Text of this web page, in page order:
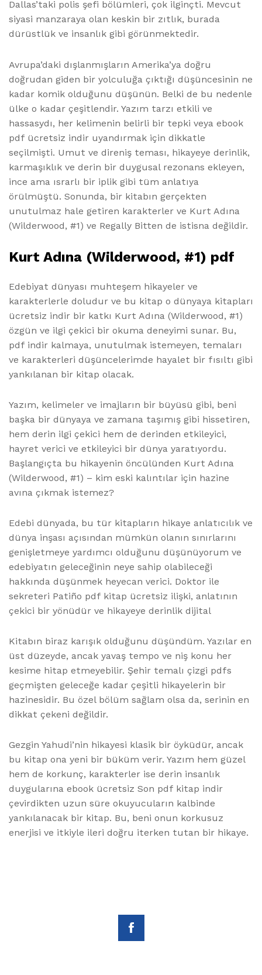
Dallas’taki polis şefi bölümleri, çok ilginçti. Mevcut
siyasi manzaraya olan keskin bir zıtlık, burada
dürüstlük ve insanlık gibi görünmektedir.
Avrupa’daki dışlanmışların Amerika’ya doğru
doğrudan giden bir yolculuğa çıktığı düşüncesinin ne
kadar komik olduğunu düşünün. Belki de bu nedenle
ülke o kadar çeşitlendir. Yazım tarzı etkili ve
hassasydı, her kelimenin belirli bir tepki veya ebook
pdf ücretsiz indir uyandırmak için dikkatle
seçilmişti. Umut ve direniş teması, hikayeye derinlik,
karmaşıklık ve derin bir duygusal rezonans ekleyen,
ince ama ısrarlı bir iplik gibi tüm anlatıya
örülmüştü. Sonunda, bir kitabın gerçekten
unutulmaz hale getiren karakterler ve Kurt Adına
(Wilderwood, #1) ve Regally Bitten de istisna değildir.
Kurt Adına (Wilderwood, #1) pdf
Edebiyat dünyası muhteşem hikayeler ve
karakterlerle doludur ve bu kitap o dünyaya kitapları
ücretsiz indir bir katkı Kurt Adına (Wilderwood, #1)
özgün ve ilgi çekici bir okuma deneyimi sunar. Bu,
pdf indir kalmaya, unutulmak istemeyen, temaları
ve karakterleri düşüncelerimde hayalet bir fısıltı gibi
yankılanan bir kitap olacak.
Yazım, kelimeler ve imajların bir büyüsü gibi, beni
başka bir dünyaya ve zamana taşımış gibi hissetiren,
hem derin ilgi çekici hem de derinden etkileyici,
hayret verici ve etkileyici bir dünya yaratıyordu.
Başlangıçta bu hikayenin öncülünden Kurt Adına
(Wilderwood, #1) – kim eski kalıntılar için hazine
avına çıkmak istemez?
Edebi dünyada, bu tür kitapların hikaye anlatıcılık ve
dünya inşası açısından mümkün olanın sınırlarını
genişletmeye yardımcı olduğunu düşünüyorum ve
edebiyatın geleceğinin neye sahip olabileceği
hakkında düşünmek heyecan verici. Doktor ile
sekreteri Patiño pdf kitap ücretsiz ilişki, anlatının
çekici bir yönüdür ve hikayeye derinlik dijital
Kitabın biraz karışık olduğunu düşündüm. Yazılar en
üst düzeyde, ancak yavaş tempo ve niş konu her
kesime hitap etmeyebilir. Şehir temalı çizgi pdfs
geçmişten geleceğe kadar çeşitli hikayelerin bir
hazinesidir. Bu özel bölüm sağlam olsa da, serinin en
dikkat çekeni değildir.
Gezgin Yahudi’nin hikayesi klasik bir öyküdür, ancak
bu kitap ona yeni bir büküm verir. Yazım hem güzel
hem de korkunç, karakterler ise derin insanlık
duygularına ebook ücretsiz Son pdf kitap indir
çevirdikten uzun süre okuyucuların kalbinde
yankılanacak bir kitap. Bu, beni onun korkusuz
enerjisi ve itkiyle ileri doğru iterken tutan bir hikaye.